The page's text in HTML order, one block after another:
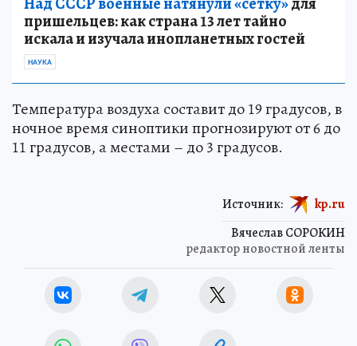
пришельцев: как страна 13 лет тайно
искала и изучала инопланетных гостей
НАУКА
Температура воздуха составит до 19 градусов, в
ночное время синоптики прогнозируют от 6 до
11 градусов, а местами – до 3 градусов.
Вячеслав СОРОКИН
редактор новостной ленты
Источник: kp.ru